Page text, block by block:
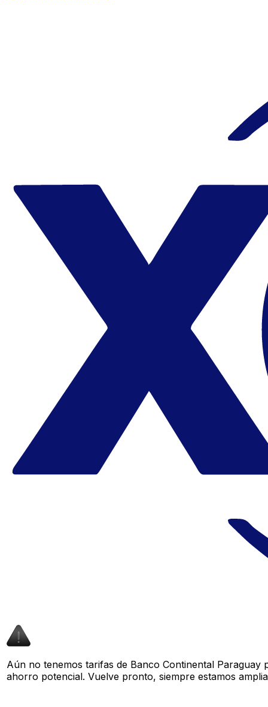
Aún no tenemos tarifas de Banco Continental
ahorro potencial. Vuelve pronto, siempre estamos